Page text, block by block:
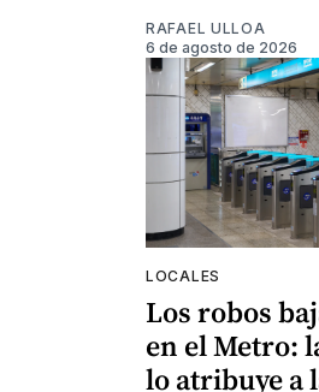
RAFAEL ULLOA
6 de agosto de 2026
LOCALES
Los robos
en el Metro:
lo atribuye a